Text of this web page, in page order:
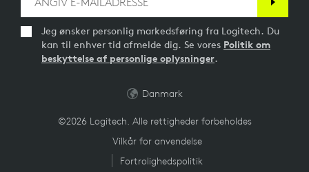
Jeg ønsker personlig markedsføring fra Logitech. Du
kan til enhver tid afmelde dig. Se vores Politik om
beskyttelse af personlige oplysninger.
©2026 Logitech. Alle rettigheder forbeholdes
Vilkår for anvendelse
Fortrolighedspolitik
Danmark